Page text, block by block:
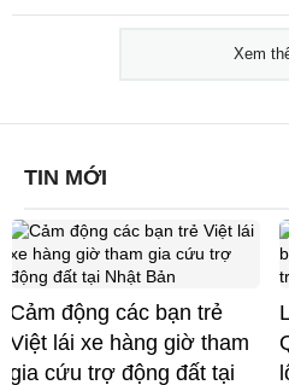
Xem
TIN MỚI
Cảm động các bạn trẻ
Việt lái xe hàng giờ tham
gia cứu trợ động đất tại